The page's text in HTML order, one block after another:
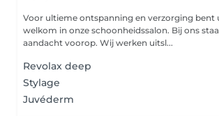
Voor ultieme ontspanning en verzorging bent
welkom in onze schoonheidssalon. Bij ons
aandacht voorop. Wij werken uitsl...
Revolax deep
Stylage
Juvéderm